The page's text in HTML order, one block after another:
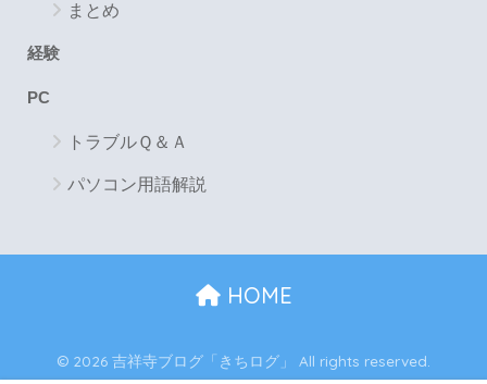
まとめ
経験
PC
トラブルＱ＆Ａ
パソコン用語解説
HOME
© 2026 吉祥寺ブログ「きちログ」 All rights reserved.